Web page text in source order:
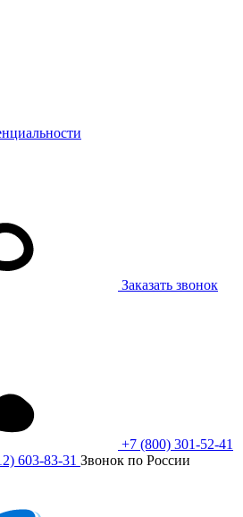
Заказать звонок
+7 (800) 301-52-41
603-83-31 Звонок по России